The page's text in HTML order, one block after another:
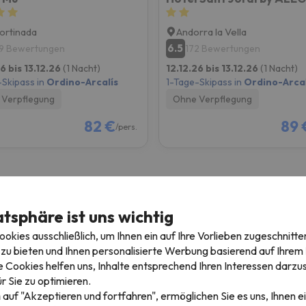
Bewertungen
bis 13.12.26 (1 Nacht)
in Ordino-Arcalís
82 €/pers.
Andorra la Vella
6.5 172 Bewertungen
12.12.26 bis 13.12.26 (1 Nacht)
1-Tage-Skipass in Ordino-
Ohne Verpflegung
89
Skiurlaub über Weihnachten
4 Nächte + 3 Tage Skipass
316 €
3
ist uns wichtig
ausschließlich, um Ihnen ein auf Ihre Vorlieben
bieten und Ihnen personalisierte Werbung basierend auf Ihrem
Cookies helfen uns, Inhalte entsprechend Ihren Interessen
Sie zu optimieren.
auf "Akzeptieren und fortfahren", ermöglichen Sie es uns, Ihnen